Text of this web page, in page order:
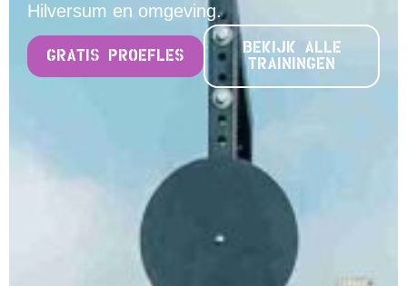
Hilversum en omgeving.
GRATIS PROEFLES
BEKIJK ALLE
TRAININGEN